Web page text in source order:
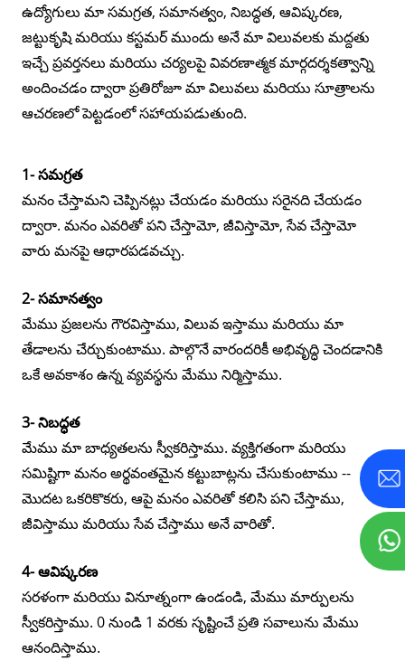
ఉద్యోగులు మా సమగ్రత, సమానత్వం, నిబద్ధత, ఆవిష్కరణ,
జట్టుకృషి మరియు కస్టమర్ ముందు అనే మా విలువలకు మద్దతు
ఇచ్చే ప్రవర్తనలు మరియు చర్యలపై వివరణాత్మక మార్గదర్శకత్వాన్ని
అందించడం ద్వారా ప్రతిరోజూ మా విలువలు మరియు సూత్రాలను
ఆచరణలో పెట్టడంలో సహాయపడుతుంది.
1- సమగ్రత
మనం చేస్తామని చెప్పినట్లు చేయడం మరియు సరైనది చేయడం
ద్వారా. మనం ఎవరితో పని చేస్తామో, జీవిస్తామో, సేవ చేస్తామో
వారు మనపై ఆధారపడవచ్చు.
2- సమానత్వం
మేము ప్రజలను గౌరవిస్తాము, విలువ ఇస్తాము మరియు మా
తేడాలను చేర్చుకుంటాము. పాల్గొనే వారందరికీ అభివృద్ధి చెందడానికి
ఒకే అవకాశం ఉన్న వ్యవస్థను మేము నిర్మిస్తాము.
3- నిబద్ధత
మేము మా బాధ్యతలను స్వీకరిస్తాము. వ్యక్తిగతంగా మరియు
సమిష్టిగా మనం అర్థవంతమైన కట్టుబాట్లను చేసుకుంటాము --
మొదట ఒకరికొకరు, ఆపై మనం ఎవరితో కలిసి పని చేస్తాము,
జీవిస్తాము మరియు సేవ చేస్తాము అనే వారితో.
4- ఆవిష్కరణ
సరళంగా మరియు వినూత్నంగా ఉండండి, మేము మార్పులను
స్వీకరిస్తాము. 0 నుండి 1 వరకు సృష్టించే ప్రతి సవాలును మేము
ఆనందిస్తాము.